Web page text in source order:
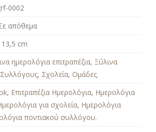
0002
απόθεμα
cm
ημερολόγια επιτραπέζια, Ξύλινα
Σχολεία, Ομάδες.
, Επιτραπέζια Ημερολόγια, Ημερολόγια
για σχολεία, Ημερολόγια
ποντιακού συλλόγου.